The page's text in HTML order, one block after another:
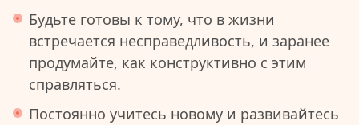
Будьте готовы к тому, что в жизни
встречается несправедливость, и заранее
продумайте, как конструктивно с этим
справляться.
Постоянно учитесь новому и развивайтесь